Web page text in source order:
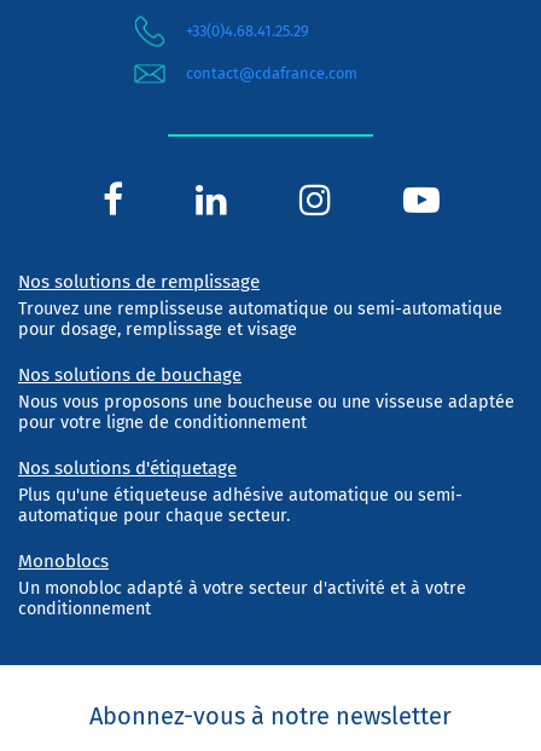
+33(0)4.68.41.25.29
contact@cdafrance.com
Nos solutions de remplissage
Trouvez une remplisseuse automatique ou semi-automatique
pour dosage, remplissage et visage
Nos solutions de bouchage
Nous vous proposons une boucheuse ou une visseuse adaptée
pour votre ligne de conditionnement
Nos solutions d'étiquetage
Plus qu'une étiqueteuse adhésive automatique ou semi-
automatique pour chaque secteur.
Monoblocs
Un monobloc adapté à votre secteur d'activité et à votre
conditionnement
Abonnez-vous à notre newsletter